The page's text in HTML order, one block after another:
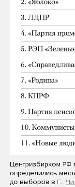
Центризбирком РФ
определились
до выборов в Г…